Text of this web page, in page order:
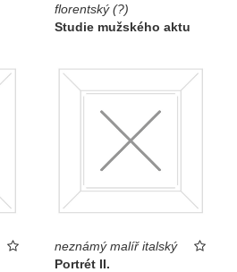
florentský (?)
Studie mužského aktu
neznámý malíř italský
Portrét II.